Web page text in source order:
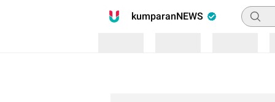
kumparanNEWS